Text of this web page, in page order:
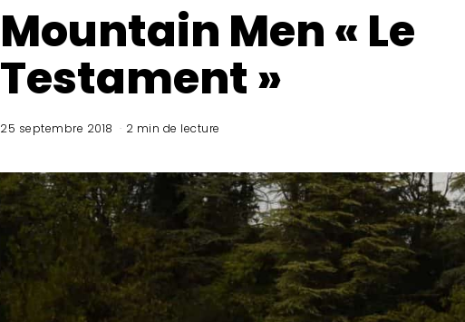
Mountain Men « Le
Testament »
25 septembre 2018 2 min de lecture